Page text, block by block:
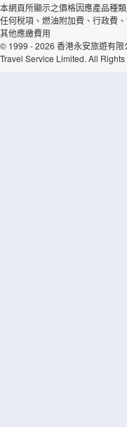
本網頁所顯示之價格因應產品種
任何稅項、燃油附加費、行政費
其他應繳費用
© 1999 - 2026 香港永安旅遊有
Travel Service Limited. All